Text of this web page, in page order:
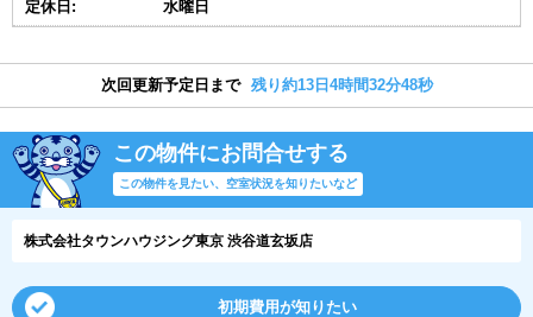
定休日: 水曜日
次回更新予定日まで 残り約13日4時間32分47秒
この物件にお問合せする
この物件を見たい、空室状況を知りたいなど
株式会社タウンハウジング東京 渋谷道玄坂店
初期費用が知りたい